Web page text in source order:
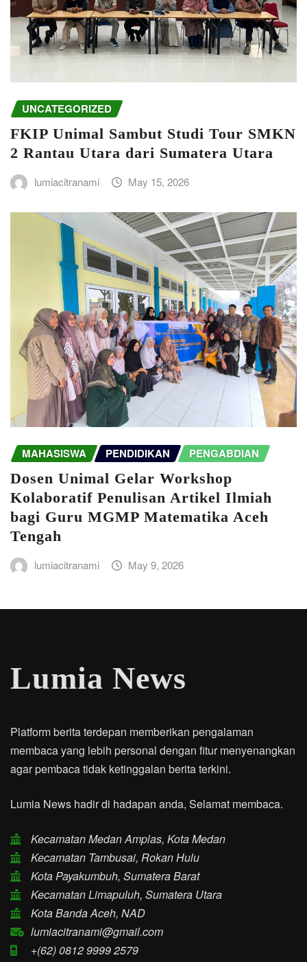
UNCATEGORIZED
FKIP Unimal Sambut Studi Tour SMKN
2 Rantau Utara dari Sumatera Utara
lumiacitranami May 15, 2026
MAHASISWA PENDIDIKAN PENGABDIAN
Dosen Unimal Gelar Workshop
Kolaboratif Penulisan Artikel Ilmiah
bagi Guru MGMP Matematika Aceh
Tengah
lumiacitranami May 9, 2026
Lumia News
Platform berita terdepan memberikan pengalaman
membaca yang lebih personal dengan fitur menyenangkan
agar pembaca tidak ketinggalan berita terkini.
Lumia News hadir di hadapan anda, Selamat membaca.
Kecamatan Medan Amplas, Kota Medan
Kecamatan Tambusai, Rokan Hulu
Kota Payakumbuh, Sumatera Barat
Kecamatan Limapuluh, Sumatera Utara
Kota Banda Aceh, NAD
lumiacitranami@gmail.com
+(62) 0812 9999 2579